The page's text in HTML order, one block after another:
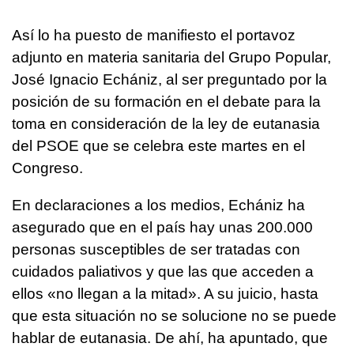
Así lo ha puesto de manifiesto el portavoz
adjunto en materia sanitaria del Grupo Popular,
José Ignacio Echániz, al ser preguntado por la
posición de su formación en el debate para la
toma en consideración de la ley de eutanasia
del PSOE que se celebra este martes en el
Congreso.
En declaraciones a los medios, Echániz ha
asegurado que en el país hay unas 200.000
personas susceptibles de ser tratadas con
cuidados paliativos y que las que acceden a
ellos «no llegan a la mitad». A su juicio, hasta
que esta situación no se solucione no se puede
hablar de eutanasia. De ahí, ha apuntado, que